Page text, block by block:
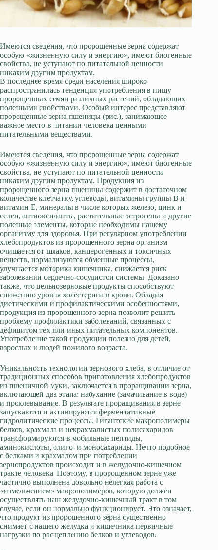
Имеются сведения, что пророщенные зерна содержат
особую «жизненную силу и энергию», имеют биогенные
свойства, не уступают по питательной ценности
никаким другим продуктам.
В последнее время среди населения широко
распространилась тенденция употребления в пищу
пророщенных семян различных растений, обладающих
полезными свойствами. Особый интерес представляют
пророщенные зерна пшеницы (рис.), занимающее
важное место в питании человека ценными
питательными веществами.
Имеются сведения, что пророщенные зерна содержат
особую «жизненную силу и энергию», имеют биогенные
свойства, не уступают по питательной ценности
никаким другим продуктам. Продукция из
пророщенного зерна пшеницы содержит в достаточном
количестве клетчатку, углеводы, витамины группы В и
витамин Е, минералы в числе которых железо, цинк и
селен, антиоксиданты, растительные эстрогены и другие
полезные элементы, которые необходимы нашему
организму для здоровья. При регулярном употреблении
хлебопродуктов из пророщенного зерна организм
очищается от шлаков, канцерогенных и токсичных
веществ, нормализуются обменные процессы,
улучшается моторика кишечника, снижается риск
заболеваний сердечно-сосудистой системы. Доказано
также, что цельнозерновые продукты способствуют
снижению уровня холестерина в крови. Обладая
диетическими и профилактическими особенностями,
продукция из пророщенного зерна позволит решить
проблему профилактики заболеваний, связанных с
дефицитом тех или иных питательных компонентов.
Употребление такой продукции полезно для детей,
взрослых и людей пожилого возраста.
Уникальность технологии зернового хлеба, в отличие от
традиционных способов приготовления хлебопродуктов
из пшеничной муки, заключается в проращивании зерна,
включающей два этапа: набухание (замачивание в воде)
и проклевывание. В результате проращивания в зерне
запускаются и активируются ферментативные
гидролитические процессы. Гигантские макрополимеры
белков, крахмала и некрахмалистых полисахаридов
трансформируются в мобильные пептиды,
аминокислоты, олиго- и моносахариды. Нечто подобное
с белками и крахмалом при потреблении
зернопродуктов происходит и в желудочно-кишечном
тракте человека. Поэтому, в пророщенном зерне уже
частично выполнена довольно нелегкая работа с
«измельчением» макрополимеров, которую должен
осуществлять наш желудочно-кишечный тракт в том
случае, если он нормально функционирует. Это означает,
что продукт из пророщенного зерна существенно
снимает с нашего желудка и кишечника первичные
нагрузки по расщеплению белков и углеводов.